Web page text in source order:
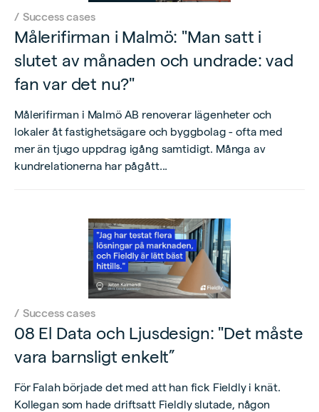
/ Success cases
Målerifirman i Malmö: "Man satt i
slutet av månaden och undrade: vad
fan var det nu?"
Målerifirman i Malmö AB renoverar lägenheter och
lokaler åt fastighetsägare och byggbolag - ofta med
mer än tjugo uppdrag igång samtidigt. Många av
kundrelationerna har pågått...
/ Success cases
08 El Data och Ljusdesign: "Det måste
vara barnsligt enkelt”
För Falah började det med att han fick Fieldly i knät.
Kollegan som hade driftsatt Fieldly slutade, någon